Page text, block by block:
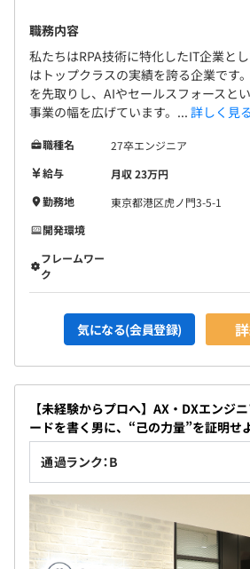
職務内容
私たちはRPA技術に特化したIT企業と
はトップクラスの実績を誇る企業です
を先取りし、AIやセールスフォースと
事業の幅を広げています。... 詳しく見る
職種名
27卒エンジニア
給与
月収 23万円
勤務地
東京都港区虎ノ門3-5-1
開発環境
フレームワー
ク
気になる(会員登録)
【未経験からプロへ】AX・DXエンジ
ードを書く男に、“己の力量”を証明せ
通過ランク：B